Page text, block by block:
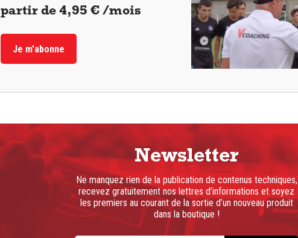
partir de 4,95 € /mois
Je m'abonne
Newsletter
Ne manquez rien de la publication de contenus techniques,
recevez gratuitement nos lettres d’informations et soyez
les premiers au courant de la sortie d’un nouveau produit
dans la boutique !